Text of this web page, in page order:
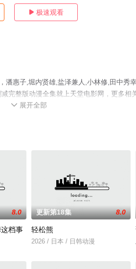
 极速观看
潘惠子,堀内贤雄,盐泽兼人,小林修,田中秀
完整版动漫全集就上天堂电影网，更多相
 展开全部
自主意识的大型机器人，跟随宇宙战舰离开
8.0
档事
交的魔国联邦，开始朝着实现人类与魔物能
更新第18集 8.0
轻松熊
2026 / 日本 / 日韩动漫